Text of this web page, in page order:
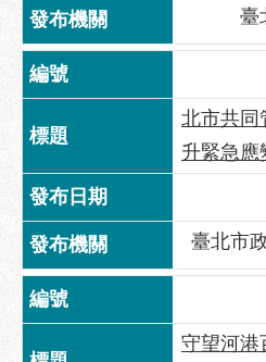
訊
安
全
政
策
絡
方
式
本
局
暨
所
臺
北市共同
升緊急應
臺北市
守望河港